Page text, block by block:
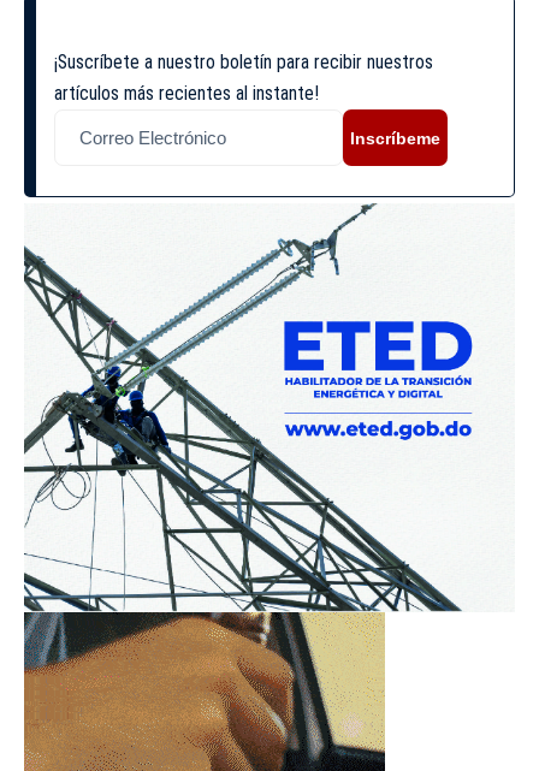
¡Suscríbete a nuestro boletín para recibir nuestros
artículos más recientes al instante!
Inscríbeme